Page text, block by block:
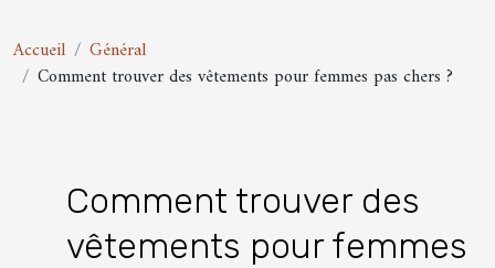
Accueil
Général
Comment trouver des vêtements pour femmes pas chers ?
Comment trouver des
vêtements pour femmes